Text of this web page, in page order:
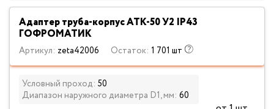
Адаптер труба-корпус АТК-50 У2 IP43
ГОФРОМАТИК
Артикул: zeta42006 Остаток: 1 701 шт
Условный проход: 50
Диапазон наружного диаметра D1, мм: 60